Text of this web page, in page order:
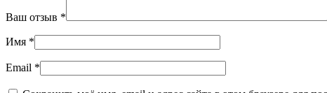
Ваш отзыв *
Имя *
Email *